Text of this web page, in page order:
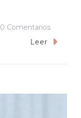
0 ComentariosEn
Lo
Leer